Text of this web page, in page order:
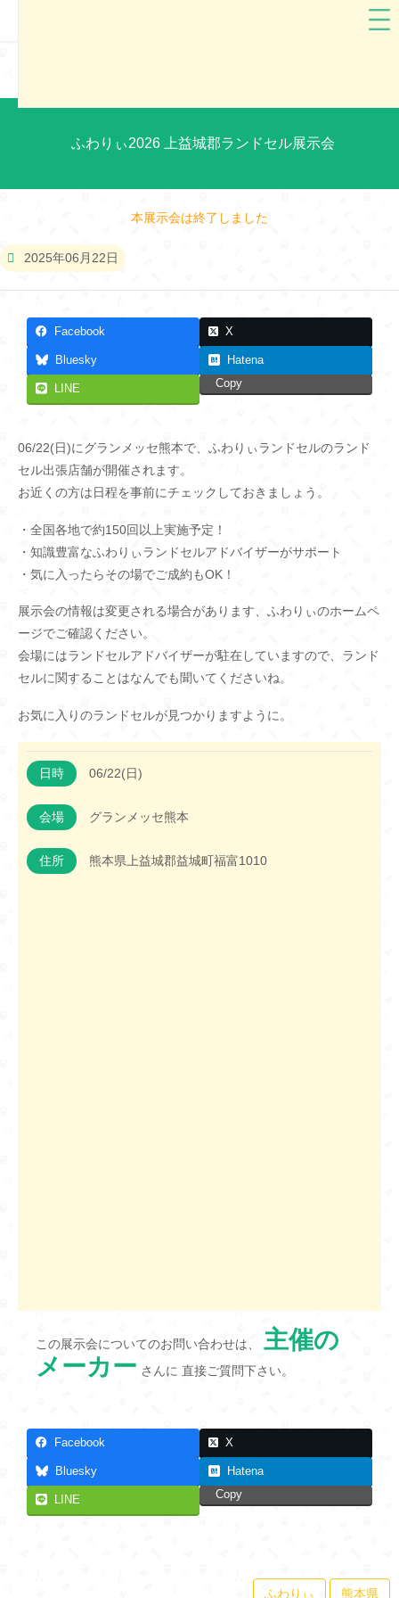
ふわりぃ2026 上益城郡ランドセル展示会
本展示会は終了しました
2025年06月22日
Facebook X
Bluesky Hatena
LINE Copy
06/22(日)にグランメッセ熊本で、ふわりぃランドセルのランド
セル出張店舗が開催されます。
お近くの方は日程を事前にチェックしておきましょう。
・全国各地で約150回以上実施予定！
・知識豊富なふわりぃランドセルアドバイザーがサポート
・気に入ったらその場でご成約もOK！
展示会の情報は変更される場合があります、ふわりぃのホームペ
ージでご確認ください。
会場にはランドセルアドバイザーが駐在していますので、ランド
セルに関することはなんでも聞いてくださいね。
お気に入りのランドセルが見つかりますように。
日時 06/22(日)
会場 グランメッセ熊本
住所 熊本県上益城郡益城町福富1010
この展示会についてのお問い合わせは、 主催の
メーカー さんに 直接ご質問下さい。
Facebook X
Bluesky Hatena
LINE Copy
ふわりぃ 熊本県